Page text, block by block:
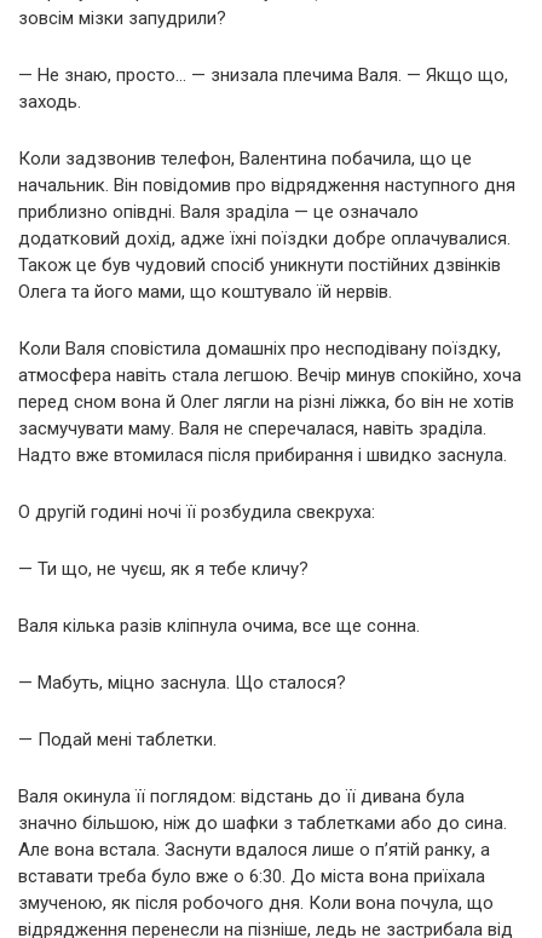
зовсім мізки запудрили?
— Не знаю, просто… — знизала плечима Валя. — Якщо що,
заходь.
Коли задзвонив телефон, Валентина побачила, що це
начальник. Він повідомив про відрядження наступного дня
приблизно опівдні. Валя зраділа — це означало
додатковий дохід, адже їхні поїздки добре оплачувалися.
Також це був чудовий спосіб уникнути постійних дзвінків
Олега та його мами, що коштувало їй нервів.
Коли Валя сповістила домашніх про несподівану поїздку,
атмосфера навіть стала легшою. Вечір минув спокійно, хоча
перед сном вона й Олег лягли на різні ліжка, бо він не хотів
засмучувати маму. Валя не сперечалася, навіть зраділа.
Надто вже втомилася після прибирання і швидко заснула.
О другій годині ночі її розбудила свекруха:
— Ти що, не чуєш, як я тебе кличу?
Валя кілька разів кліпнула очима, все ще сонна.
— Мабуть, міцно заснула. Що сталося?
— Подай мені таблетки.
Валя окинула її поглядом: відстань до її дивана була
значно більшою, ніж до шафки з таблетками або до сина.
Але вона встала. Заснути вдалося лише о п’ятій ранку, а
вставати треба було вже о 6:30. До міста вона приїхала
змученою, як після робочого дня. Коли вона почула, що
відрядження перенесли на пізніше, ледь не застрибала від